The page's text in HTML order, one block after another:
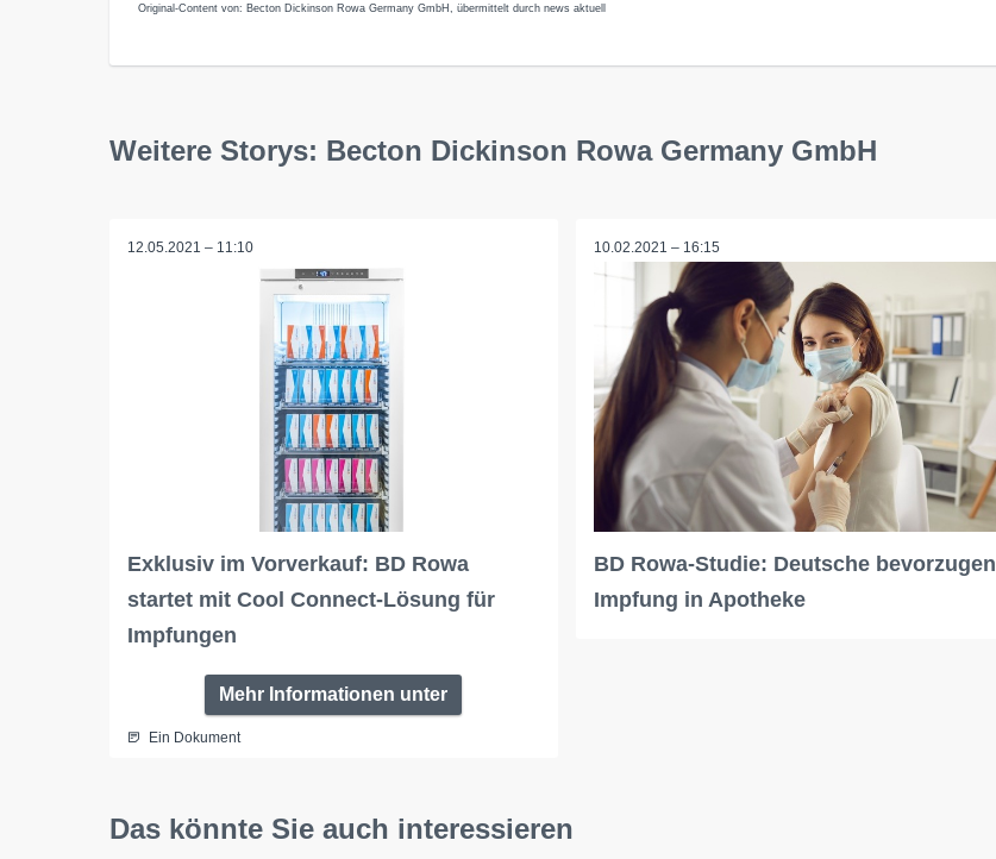
Original-Content von: Becton Dickinson Rowa Germany GmbH, übermittelt durch news aktuell
Weitere Storys: Becton Dickinson Rowa Germany GmbH
12.05.2021 – 11:10
Exklusiv im Vorverkauf: BD Rowa
startet mit Cool Connect-Lösung für
Impfungen
Mehr Informationen unter
Ein Dokument
10.02.2021 – 16:15
BD Rowa-Studie: Deutsche bevorzugen
Impfung in Apotheke
Das könnte Sie auch interessieren